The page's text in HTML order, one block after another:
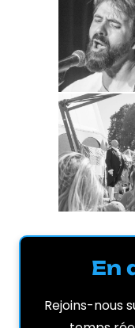
En
Rejoins-nous